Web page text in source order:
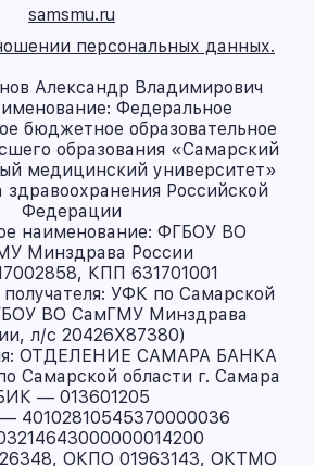
samsmu.ru
персональных данных.
Александр Владимирович
Федеральное
бюджетное образовательное
образования «Самарский
медицинский университет»
Российской
Федерации
наименование: ФГБОУ ВО
Минздрава России
КПП 631701001
УФК по Самарской
ВО СамГМУ Минздрава
л/с 20426X87380)
ОТДЕЛЕНИЕ САМАРА БАНКА
области г. Самара
— 013601205
40102810545370000036
ОКПО 01963143, ОКТМО